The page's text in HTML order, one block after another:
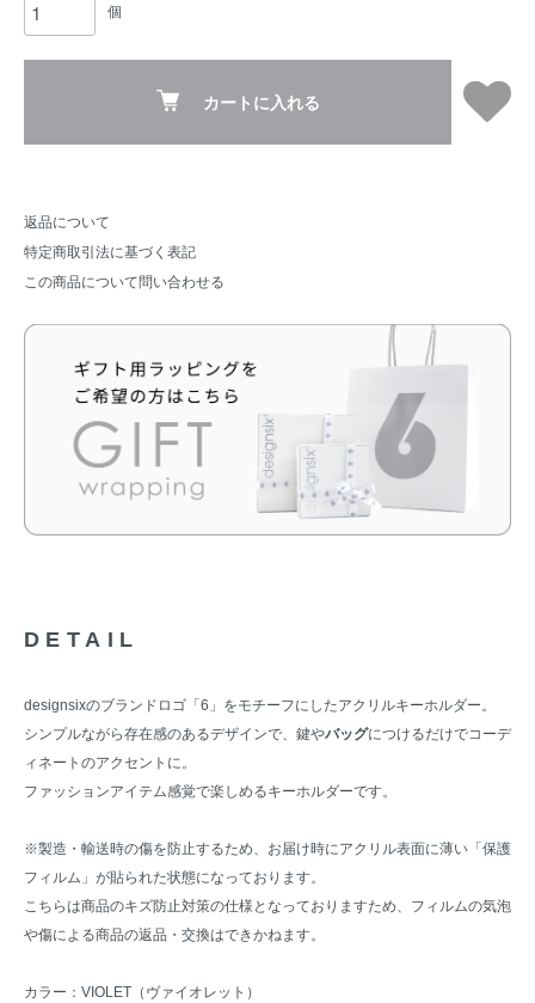
個
カートに入れる
返品について
特定商取引法に基づく表記
この商品について問い合わせる
DETAIL
designsixのブランドロゴ「6」をモチーフにしたアクリルキーホルダー。
シンプルながら存在感のあるデザインで、鍵やバッグにつけるだけでコーデ
ィネートのアクセントに。
ファッションアイテム感覚で楽しめるキーホルダーです。
※製造・輸送時の傷を防止するため、お届け時にアクリル表面に薄い「保護
フィルム」が貼られた状態になっております。
こちらは商品のキズ防止対策の仕様となっておりますため、フィルムの気泡
や傷による商品の返品・交換はできかねます。
カラー：VIOLET（ヴァイオレット）